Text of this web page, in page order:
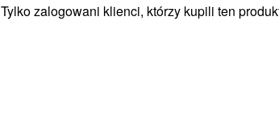
Tylko zalogowani klienci, którzy kupili ten